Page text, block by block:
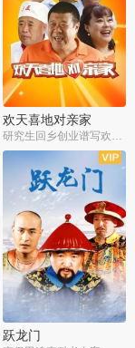
欢天喜地对亲家
全30集
跃龙门